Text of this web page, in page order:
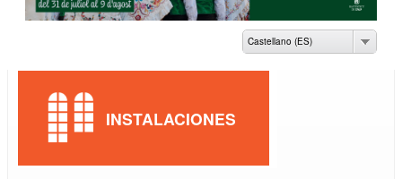
JAUME PASTOR I
Castellano (ES)
INSTALACIONES